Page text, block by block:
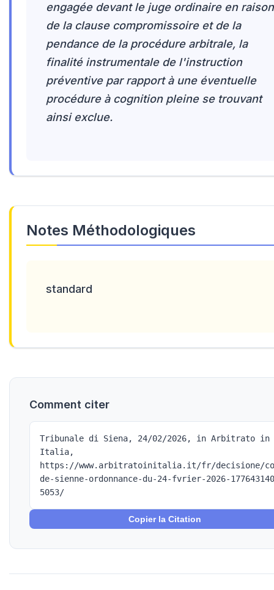
engagée devant le juge ordinaire en raison
de la clause compromissoire et de la
pendance de la procédure arbitrale, la
finalité instrumentale de l'instruction
préventive par rapport à une éventuelle
procédure à cognition pleine se trouvant
ainsi exclue.
Notes Méthodologiques
standard
Comment citer
Tribunale di Siena, 24/02/2026, in Arbitrato in
Italia,
https://www.arbitratoinitalia.it/fr/decisione/
de-sienne-ordonnance-du-24-fvrier-2026-
5053/
Copier la Citation